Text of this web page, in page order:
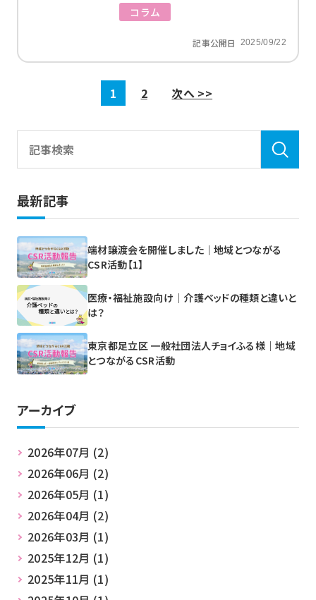
コラム
記事公開日 2025/09/22
1 2 次へ >>
最新記事
端材譲渡会を開催しました｜地域とつながる
CSR活動【1】
医療・福祉施設向け｜介護ベッドの種類と違いと
は？
東京都足立区 一般社団法人チョイふる様｜地域
とつながるCSR活動
アーカイブ
2026年07月 (2)
2026年06月 (2)
2026年05月 (1)
2026年04月 (2)
2026年03月 (1)
2025年12月 (1)
2025年11月 (1)